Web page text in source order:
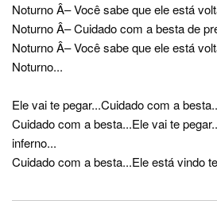
Noturno Â– Você sabe que ele está
Noturno Â– Cuidado com a besta de
Noturno Â– Você sabe que ele está
Noturno...
Ele vai te pegar...Cuidado com a
Cuidado com a besta...Ele vai te
inferno...
Cuidado com a besta...Ele está vindo